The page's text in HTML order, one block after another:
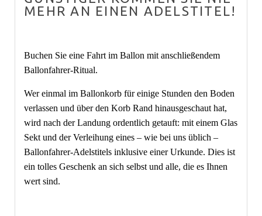
MEHR AN EINEN ADELSTITEL!
Buchen Sie eine Fahrt im Ballon mit anschließendem
Ballonfahrer-Ritual.
Wer einmal im Ballonkorb für einige Stunden den Boden
verlassen und über den Korb Rand hinausgeschaut hat,
wird nach der Landung ordentlich getauft: mit einem Glas
Sekt und der Verleihung eines – wie bei uns üblich –
Ballonfahrer-Adelstitels inklusive einer Urkunde. Dies ist
ein tolles Geschenk an sich selbst und alle, die es Ihnen
wert sind.